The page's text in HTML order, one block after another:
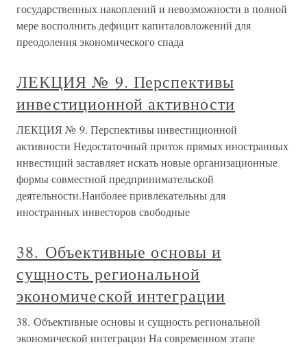
государственных накоплений и невозможности в полной
мере восполнить дефицит капиталовложений для
преодоления экономического спада
ЛЕКЦИЯ № 9. Перспективы
инвестиционной активности
ЛЕКЦИЯ № 9. Перспективы инвестиционной
активности Недостаточный приток прямых иностранных
инвестиций заставляет искать новые организационные
формы совместной предпринимательской
деятельности.Наиболее привлекательны для
иностранных инвесторов свободные
38. Объективные основы и
сущность региональной
экономической интеграции
38. Объективные основы и сущность региональной
экономической интеграции На современном этапе